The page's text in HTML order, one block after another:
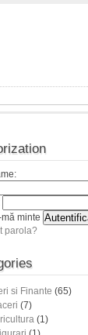
minte
parola?
si Finante (65)
(7)
(1)